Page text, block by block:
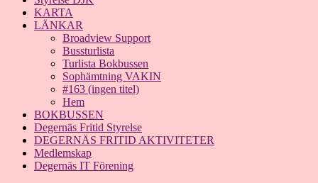
KARTA
LÄNKAR
Broadview Support
Bussturlista
Turlista Bokbussen
Sophämtning VAKIN
#163 (ingen titel)
Hem
BOKBUSSEN
Degernäs Fritid Styrelse
DEGERNÄS FRITID AKTIVITETER
Medlemskap
Degernäs IT Förening